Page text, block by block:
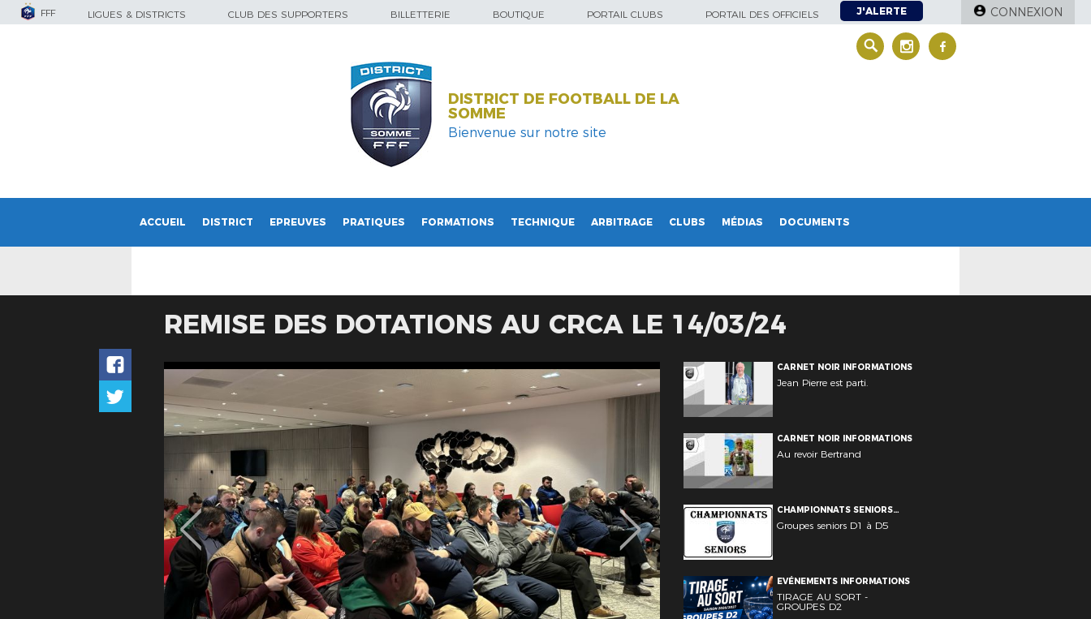
FFF LIGUES & DISTRICTS CLUB DES SUPPORTERS BILLETTERIE BOUTIQUE PORTAIL CLUBS PORTAIL DES OFFICIELS J'ALERTE CONNEXION
DISTRICT DE FOOTBALL DE LA
SOMME
Bienvenue sur notre site
ACCUEIL DISTRICT EPREUVES PRATIQUES FORMATIONS TECHNIQUE ARBITRAGE CLUBS MÉDIAS DOCUMENTS
REMISE DES DOTATIONS AU CRCA LE 14/03/24
CARNET NOIR INFORMATIONS
Jean Pierre est parti.
CARNET NOIR INFORMATIONS
Au revoir Bertrand
CHAMPIONNATS SENIORS
INFORMATIONS
Groupes seniors D1 à D5
EVÉNEMENTS INFORMATIONS
TIRAGE AU SORT -
GROUPES D2